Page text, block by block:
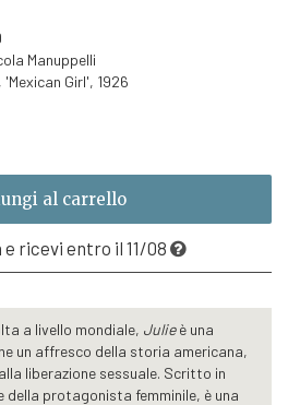
Manuppelli
Girl', 1926
al carrello
ricevi entro il 11/08
a livello mondiale, Julieè una
un affresco della storia americana,
liberazione sessuale. Scritto in
della protagonista femminile, è una